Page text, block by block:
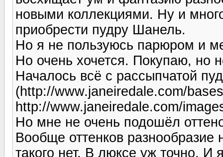
новыми коллекциями. Ну и
приобрести пудру Шанель.
Но я не пользуюсь парюром и
Но очень хочется. Покупаю, но
Началось всё с рассыпчатой
(http://www.janeiredale.com/
http://www.janeiredale.com/
Но мне не очень подошёл
Вообще оттенков
такого нет. В люксе уж точно.